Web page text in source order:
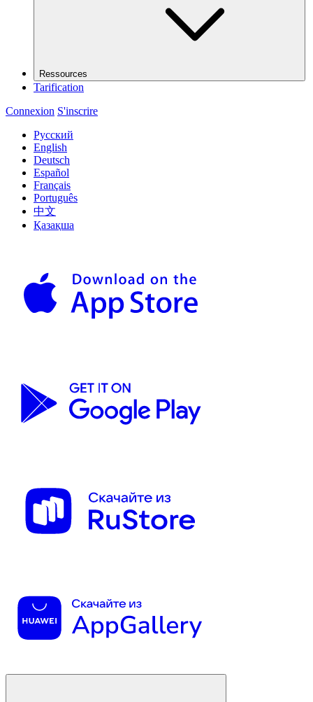
Ressources
Tarification
Connexion S'inscrire
Русский
English
Deutsch
Español
Français
Português
中文
Қазақша